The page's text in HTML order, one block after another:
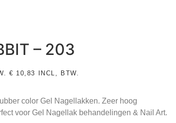
– 203
€ 10,83 INCL, BTW.
color Gel Nagellakken. Zeer hoog
voor Gel Nagellak behandelingen & Nail Art.